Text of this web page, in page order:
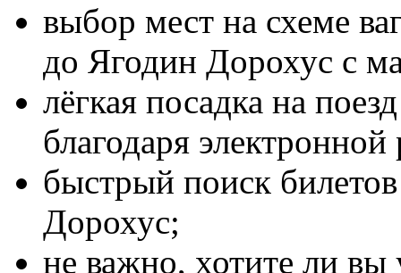
выбор мест на схеме
до Ягодин Дорохус с
лёгкая посадка на
благодаря
быстрый поиск
Дорохус;
не важно, хотите ли вы